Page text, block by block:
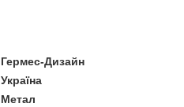
Гермес-Дизайн
Україна
Метал